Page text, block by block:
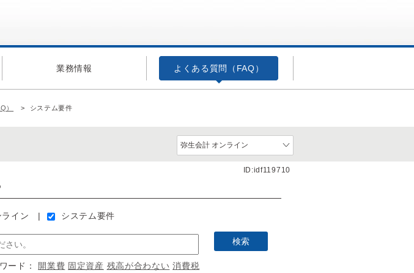
業務情報 よくある質問（FAQ）
） システム要件
ID:idf119710
イン システム要件
ード： 開業費 固定資産 残高が合わない 消費税